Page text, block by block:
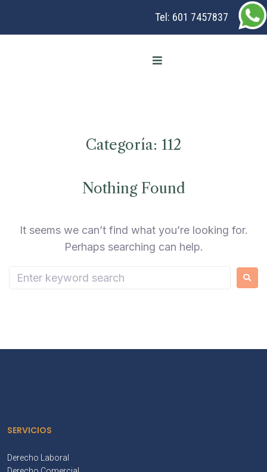
Tel: 601 7457837
Categoría: 112
Nothing Found
It seems we can’t find what you’re looking for.
Perhaps searching can help.
SERVICIOS
Derecho Laboral